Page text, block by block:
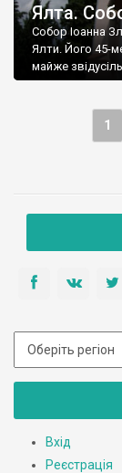
Ялта.
Собор Іоанна
Ялти. Його 45-
майже
1
Вхід
Реєстрація